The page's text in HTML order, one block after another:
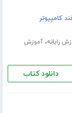
کامپیوتر
رایانه،آموزش
دانلود کتاب